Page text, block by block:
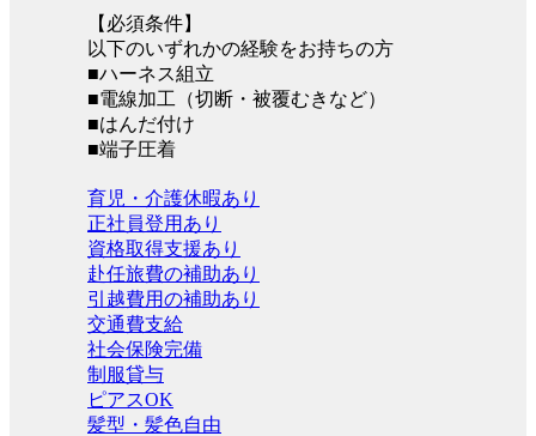
【必須条件】
以下のいずれかの経験をお持ちの方
■ハーネス組立
■電線加工（切断・被覆むきなど）
■はんだ付け
■端子圧着
育児・介護休暇あり
正社員登用あり
資格取得支援あり
赴任旅費の補助あり
引越費用の補助あり
交通費支給
社会保険完備
制服貸与
ピアスOK
髪型・髪色自由